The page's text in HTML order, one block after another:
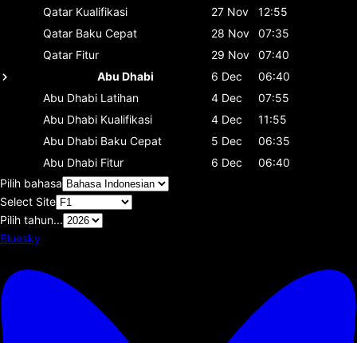
Qatar Kualifikasi 27 Nov
12:55
Qatar Baku Cepat 28 Nov
07:35
Qatar Fitur 29 Nov
07:40
Abu Dhabi
6 Dec
06:40
Abu Dhabi Latihan 4 Dec
07:55
Abu Dhabi Kualifikasi 4 Dec
11:55
Abu Dhabi Baku Cepat 5 Dec
06:35
Abu Dhabi Fitur 6 Dec
06:40
Pilih bahasa
Select Site
Pilih tahun...
Bluesky